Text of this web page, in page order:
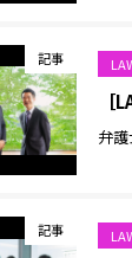
記事
［
弁
記事